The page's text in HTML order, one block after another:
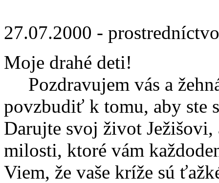
27.07.2000 -
Moje drahé deti!
Pozdravujem vás a
povzbudiť k tomu, aby ste
Darujte svoj život
milosti, ktoré vám
Viem, že vaše kríže sú